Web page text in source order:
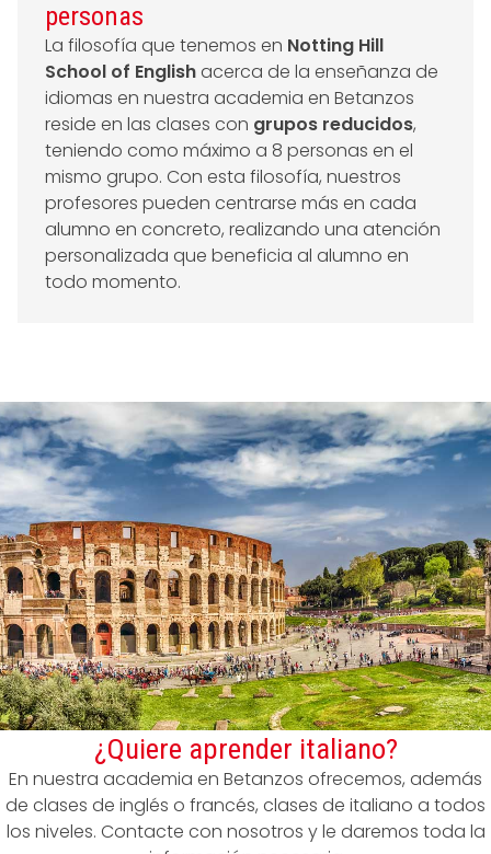
personas
La filosofía que tenemos en Notting Hill
School of Englishacerca de la enseñanza de
idiomas en nuestra academia en Betanzos
reside en las clases con grupos reducidos,
teniendo como máximo a 8 personas en el
mismo grupo. Con esta filosofía, nuestros
profesores pueden centrarse más en cada
alumno en concreto, realizando una atención
personalizada que beneficia al alumno en
todo momento.
¿Quiere aprender italiano?
En nuestra academia en Betanzos ofrecemos, además
de clases de inglés o francés, clases de italiano a todos
los niveles. Contacte con nosotros y le daremos toda la